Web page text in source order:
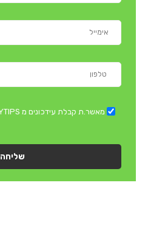
מאשר.ת קבלת עידכונים מ MONEYTIPS
שליחה